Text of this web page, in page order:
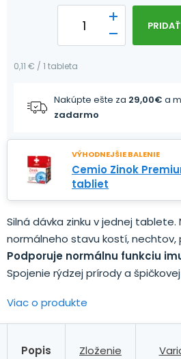
0,11 € / 1 tableta
Nakúpte ešte za 29,00€ a
zadarmo
VÝHODNEJŠIE BALENIE
Cemio Zinok
tabliet
Silná dávka zinku v jednej tablete.
normálneho stavu kostí, nechtov,
Podporuje normálnu funkciu
Spojenie rýdzej prírody a
Viac o produkte
Popis Zloženie